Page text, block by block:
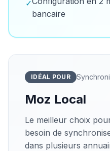
✓
bancaire
IDÉAL POUR
Moz Local
Le meilleur choix
besoin de
dans plusieurs